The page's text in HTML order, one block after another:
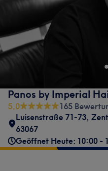
Panos by Imperial
5,0
165
Luisenstraße 71-73,
63067
Geöffnet Heute: 10:00 -